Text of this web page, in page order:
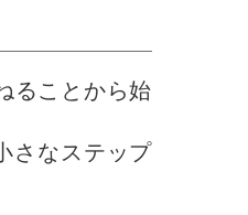
ることから始
さなステップ